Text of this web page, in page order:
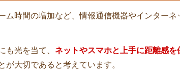
ム時間の増加など、情報通信機器やインター
光を当て、 ネットやスマホと上手に距離感
が大切であると考えています。